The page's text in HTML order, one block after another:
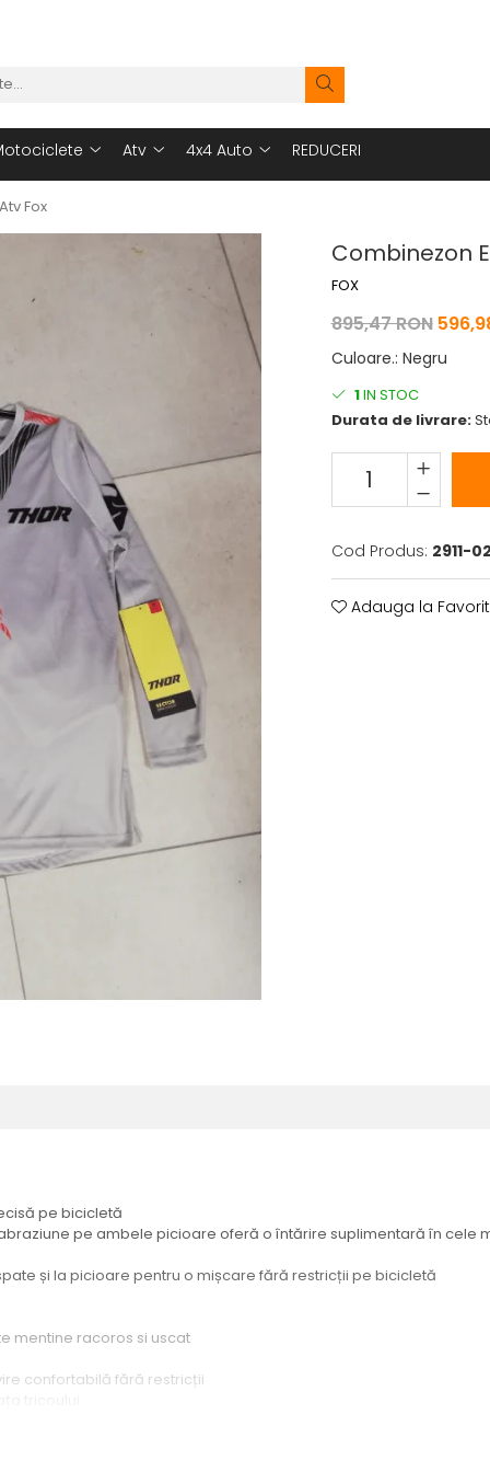
Atv 4x4 Auto REDUCERI
Fox
Combinezon
FOX
895,47 RON
Culoare.: Negru
1IN STOC
Durata de livrare:
Cod Produs: 2911-
Adauga la
pe bicicletă
pe ambele picioare oferă o întărire suplimentară în cele
și la picioare pentru o mișcare fără restricții pe bicicletă
mentine racoros si uscat
confortabilă fără restricții